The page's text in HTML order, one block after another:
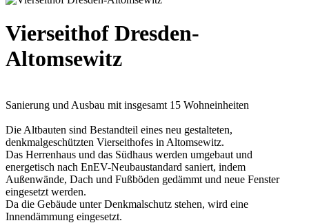
Vierseithof Dresden-
Altomsewitz
Sanierung und Ausbau mit insgesamt 15 Wohneinheiten
Die Altbauten sind Bestandteil eines neu gestalteten,
denkmalgeschützten Vierseithofes in Altomsewitz.
Das Herrenhaus und das Südhaus werden umgebaut und
energetisch nach EnEV-Neubaustandard saniert, indem
Außenwände, Dach und Fußböden gedämmt und neue Fenster
eingesetzt werden.
Da die Gebäude unter Denkmalschutz stehen, wird eine
Innendämmung eingesetzt.